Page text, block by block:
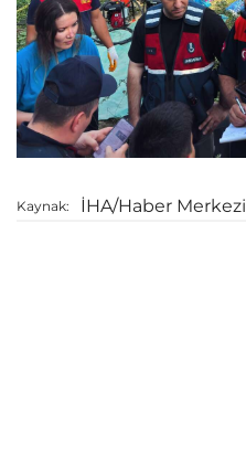
Kaynak: İHA/Haber Merkezi